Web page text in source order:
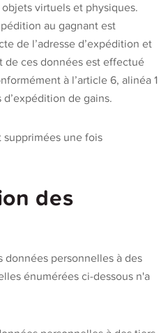
virtuels et physiques.
au gagnant est
de l’adresse d’expédition et
de ces données est effectué
à l’article 6, alinéa 1
d’expédition de gains.
supprimées une fois
des
données personnelles à des
énumérées ci-dessous n'a